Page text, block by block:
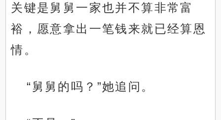
关键是舅舅一家也并不算非常富
裕，愿意拿出一笔钱来就已经算恩
情。
“舅舅的吗？”她追问。